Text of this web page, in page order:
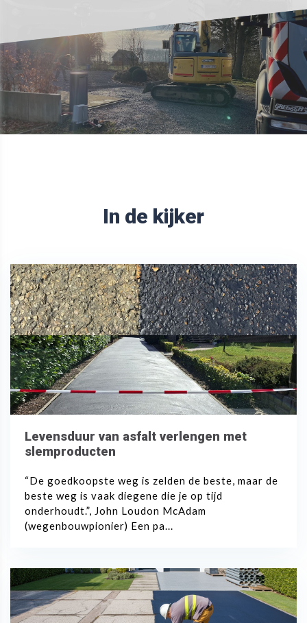
In de kijker
Levensduur van asfalt verlengen met
slemproducten
“De goedkoopste weg is zelden de beste, maar de
beste weg is vaak diegene die je op tijd
onderhoudt.”, John Loudon McAdam
(wegenbouwpionier) Een pa...